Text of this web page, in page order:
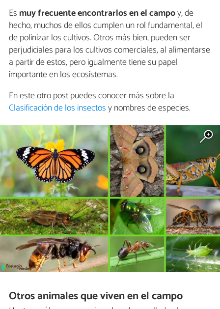
Es muy frecuente encontrarlos en el campoy, de
hecho, muchos de ellos cumplen un rol fundamental, el
de polinizar los cultivos. Otros más bien, pueden ser
perjudiciales para los cultivos comerciales, al alimentarse
a partir de estos, pero igualmente tiene su papel
importante en los ecosistemas.
En este otro post puedes conocer más sobre la
Clasificación de los insectosy nombres de especies.
Otros animales que viven en el campo